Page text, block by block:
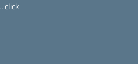
click